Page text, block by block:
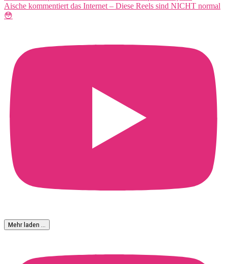
Aische kommentiert das Internet – Diese Reels sind NICHT normal
😳
Mehr laden …